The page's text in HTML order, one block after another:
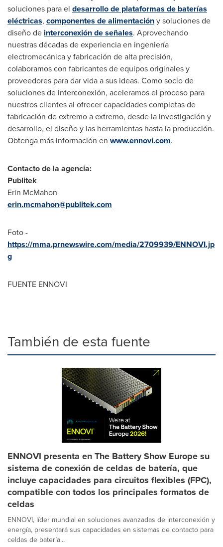
soluciones para el desarrollo de plataformas de baterías
eléctricas, componentes de alimentacióny soluciones de
diseño de interconexión de señales. Aprovechando
nuestras décadas de experiencia en ingeniería
electromecánica y fabricación de alta precisión,
colaboramos con fabricantes de equipos originales y
proveedores para dar vida a sus ideas. Como socio de
soluciones de interconexión, aceleramos el proceso para
nuestros clientes al ofrecer capacidades completas de
fabricación de extremo a extremo, desde la investigación y
desarrollo, el diseño y las herramientas hasta la producción.
Obtenga más información en www.ennovi.com.
Contacto de la agencia:
Publitek
Erin McMahon
erin.mcmahon@publitek.com
Foto -
https://mma.prnewswire.com/media/2709939/ENNOVI.jp
g
FUENTE ENNOVI
También de esta fuente
ENNOVI presenta en The Battery Show Europe su
sistema de conexión de celdas de batería, que
incluye capacidades para circuitos flexibles (FPC),
compatible con todos los principales formatos de
celdas
ENNOVI, líder mundial en soluciones avanzadas de interconexión y
energía, presentará sus capacidades en sistemas de contacto para
celdas de batería...